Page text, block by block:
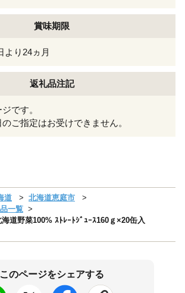
賞味期限
より24ヵ月
返礼品注記
です。
ご指定はお受けできません。
道
北海道恵庭市
一覧
海道野菜100% ｽﾄﾚｰﾄｼﾞｭｰｽ160ｇ×20缶入
このページをシェアする